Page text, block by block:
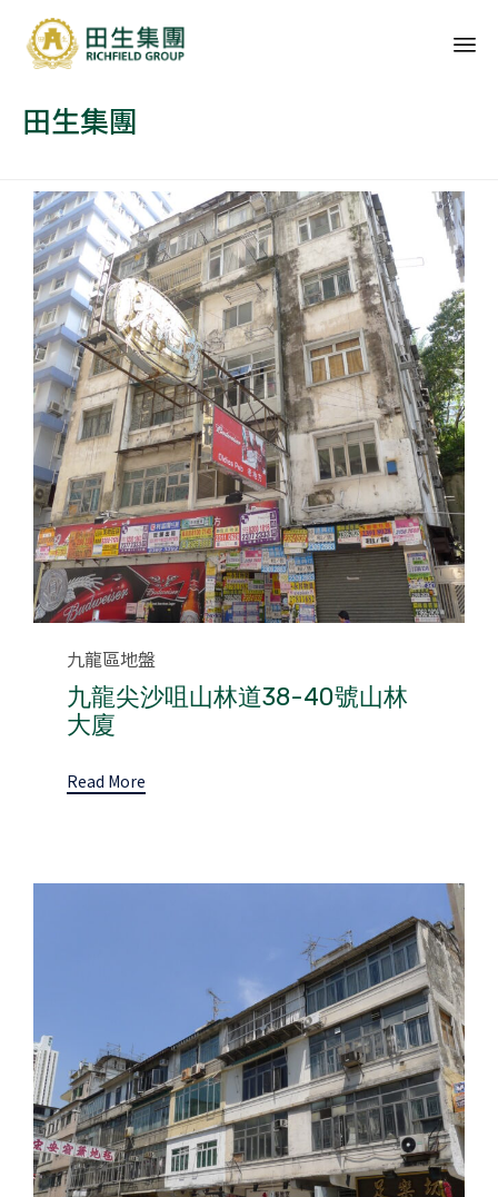
田生集團
Category
九龍區地盤
九龍尖沙咀山林道38-40號山林
大廈
Read More